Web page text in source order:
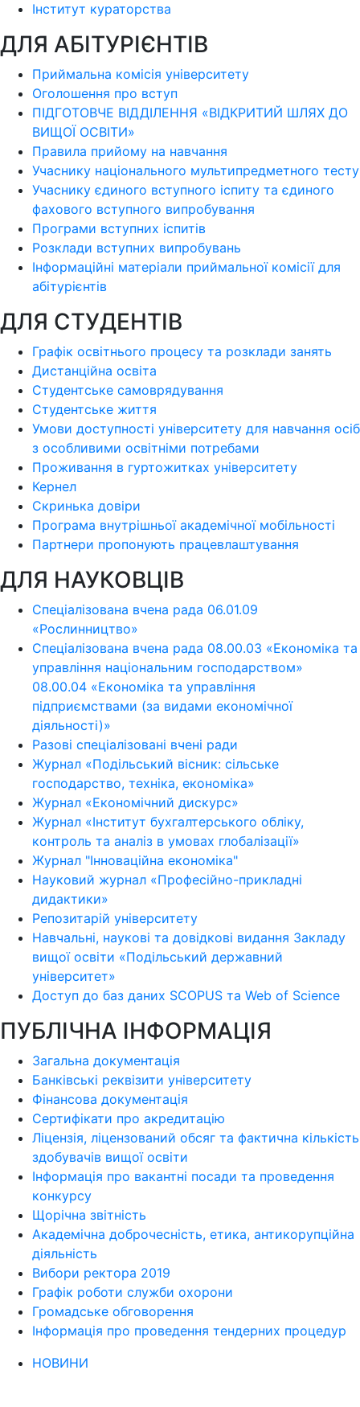
Інститут кураторства
ДЛЯ АБІТУРІЄНТІВ
Приймальна комісія університету
Оголошення про вступ
ПІДГОТОВЧЕ ВІДДІЛЕННЯ «ВІДКРИТИЙ ШЛЯХ ДО
ВИЩОЇ ОСВІТИ»
Правила прийому на навчання
Учаснику національного мультипредметного тесту
Учаснику єдиного вступного іспиту та єдиного
фахового вступного випробування
Програми вступних іспитів
Розклади вступних випробувань
Інформаційні матеріали приймальної комісії для
абітурієнтів
ДЛЯ СТУДЕНТІВ
Графік освітнього процесу та розклади занять
Дистанційна освіта
Студентське самоврядування
Студентське життя
Умови доступності університету для навчання осіб
з особливими освітніми потребами
Проживання в гуртожитках університету
Кернел
Скринька довіри
Програма внутрішньої академічної мобільності
Партнери пропонують працевлаштування
ДЛЯ НАУКОВЦІВ
Спеціалізована вчена рада 06.01.09
«Рослинництво»
Спеціалізована вчена рада 08.00.03 «Економіка та
управління національним господарством»
08.00.04 «Економіка та управління
підприємствами (за видами економічної
діяльності)»
Разові спеціалізовані вчені ради
Журнал «Подільський вісник: сільське
господарство, техніка, економіка»
Журнал «Економічний дискурс»
Журнал «Інститут бухгалтерського обліку,
контроль та аналіз в умовах глобалізації»
Журнал "Інноваційна економіка"
Науковий журнал «Професійно-прикладні
дидактики»
Репозитарій університету
Навчальні, наукові та довідкові видання Закладу
вищої освіти «Подільський державний
університет»
Доступ до баз даних SCOPUS та Web of Science
ПУБЛІЧНА ІНФОРМАЦІЯ
Загальна документація
Банківські реквізити університету
Фінансова документація
Сертифікати про акредитацію
Ліцензія, ліцензований обсяг та фактична кількість
здобувачів вищої освіти
Інформація про вакантні посади та проведення
конкурсу
Щорічна звітність
Академічна доброчесність, етика, антикорупційна
діяльність
Вибори ректора 2019
Графік роботи служби охорони
Громадське обговорення
Інформація про проведення тендерних процедур
НОВИНИ